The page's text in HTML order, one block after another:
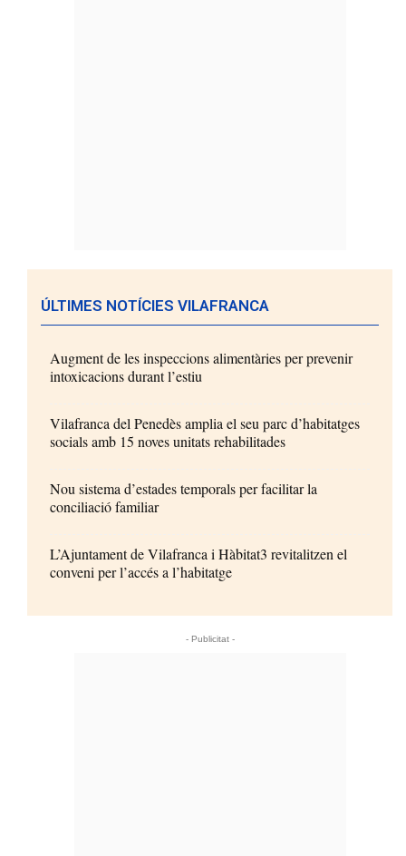
ÚLTIMES NOTÍCIES VILAFRANCA
Augment de les inspeccions alimentàries per prevenir
intoxicacions durant l’estiu
Vilafranca del Penedès amplia el seu parc d’habitatges
socials amb 15 noves unitats rehabilitades
Nou sistema d’estades temporals per facilitar la
conciliació familiar
L’Ajuntament de Vilafranca i Hàbitat3 revitalitzen el
conveni per l’accés a l’habitatge
- Publicitat -